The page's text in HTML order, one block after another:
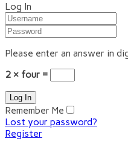
Log In
Please enter an answer in
2 × four =
Remember Me
Lost your password?
Register